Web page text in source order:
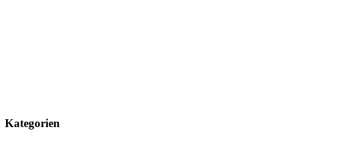
Kategorien